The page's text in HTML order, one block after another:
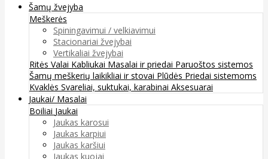
Šamų žvejyba
Meškerės
Spiningavimui / velkiavimui
Stacionariai žvejybai
Vertikaliai žvejybai
Ritės Valai Kabliukai Masalai ir priedai Paruoštos sistemos
Šamų meškerių laikikliai ir stovai Plūdės Priedai sistemoms
Kvaklės Svareliai, suktukai, karabinai Aksesuarai
Jaukai/ Masalai
Boiliai Jaukai
Jaukas karosui
Jaukas karpiui
Jaukas karšiui
Jaukas kuojai